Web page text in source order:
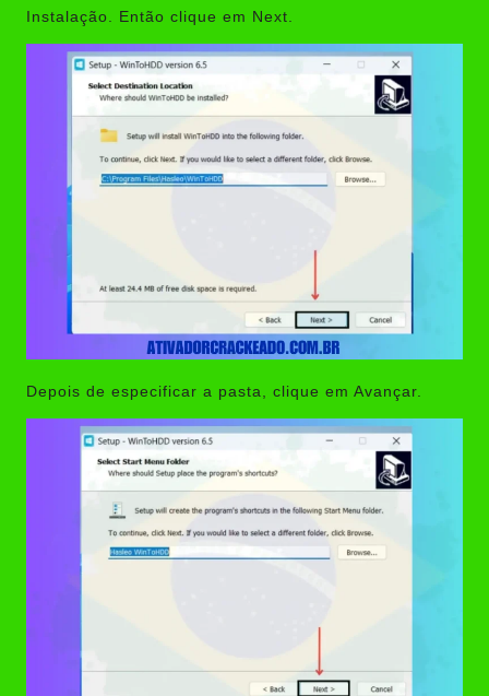
Instalação. Então clique em Next.
Depois de especificar a pasta, clique em Avançar.